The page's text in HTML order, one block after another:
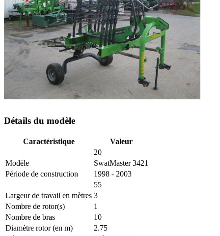
Détails du modèle
Caractéristique
Valeur
20
Modèle
SwatMaster 3421
Période de construction
1998 - 2003
55
Largeur de travail en mètres 3
Nombre de rotor(s)
1
Nombre de bras
10
Diamètre rotor (en m)
2.75